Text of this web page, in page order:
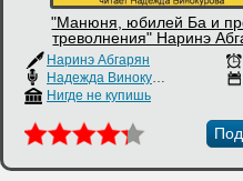
"Манюня, юбилей Ба и
треволнения" Наринэ
Наринэ Абгарян
Надежда Винокурова
Нигде не купишь